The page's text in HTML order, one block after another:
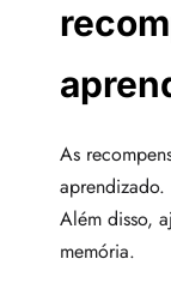
As
aprendizado.
Além disso,
memória.